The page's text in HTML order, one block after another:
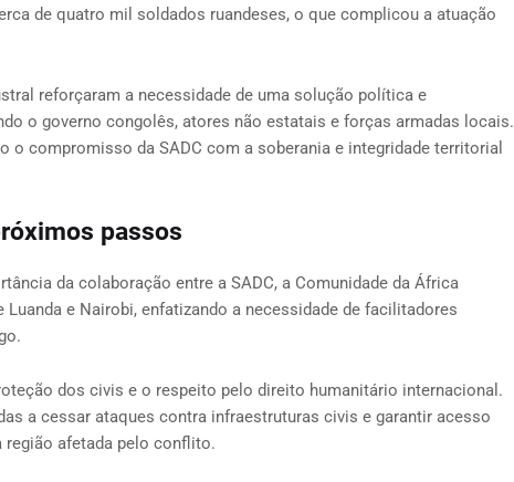
de quatro mil soldados ruandeses, o que complicou a atuação
reforçaram a necessidade de uma solução política e
o governo congolês, atores não estatais e forças armadas locais.
o compromisso da SADC com a soberania e integridade territorial
passos
da colaboração entre a SADC, a Comunidade da África
Luanda e Nairobi, enfatizando a necessidade de facilitadores
dos civis e o respeito pelo direito humanitário internacional.
a cessar ataques contra infraestruturas civis e garantir acesso
afetada pelo conflito.